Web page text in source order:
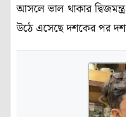
আসলে ভাল থাকার
উঠে এসেছে দশকের পর দশক,